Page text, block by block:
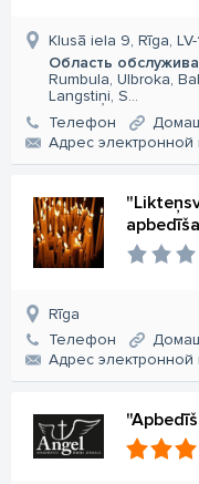
Klusā iela 9, Rīga, LV-
Область
Rumbula, Ulbroka,
Langstiņi, S...
Телефон
Aдрес электронной
Rīga
Телефон
Aдрес электронной